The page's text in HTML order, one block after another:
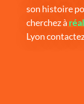
son histoire
cherchez à
Lyon